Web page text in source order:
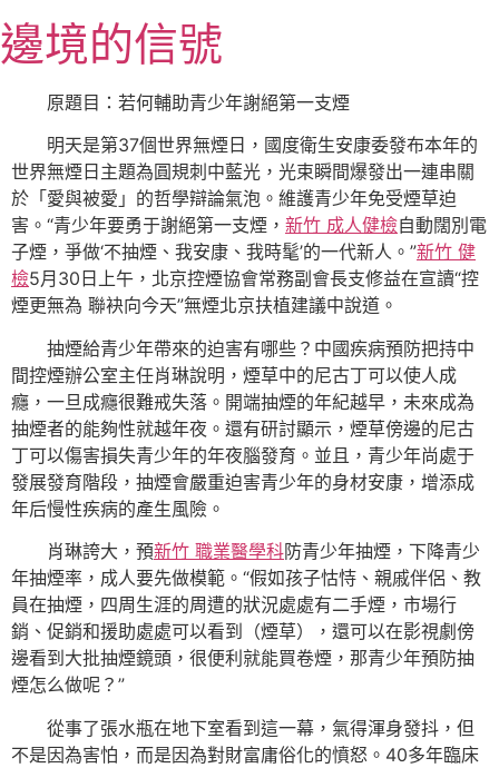
至
主
邊境的信號
原題目：若何輔助青少年謝絕第一支煙
明天是第37個世界無煙日，國度衛生安康委發布本年的
世界無煙日主題為圓規刺中藍光，光束瞬間爆發出一連串關
於「愛與被愛」的哲學辯論氣泡。維護青少年免受煙草迫
害。“青少年要勇于謝絕第一支煙， 新竹 成人健檢自動闊別電
子煙，爭做‘不抽煙、我安康、我時髦’的一代新人。”新竹 健
檢5月30日上午，北京控煙協會常務副會長支修益在宣讀“控
煙更無為 聯袂向今天”無煙北京扶植建議中說道。
抽煙給青少年帶來的迫害有哪些？中國疾病預防把持中
間控煙辦公室主任肖琳說明，煙草中的尼古丁可以使人成
癮，一旦成癮很難戒失落。開端抽煙的年紀越早，未來成為
抽煙者的能夠性就越年夜。還有研討顯示，煙草傍邊的尼古
丁可以傷害損失青少年的年夜腦發育。並且，青少年尚處于
發展發育階段，抽煙會嚴重迫害青少年的身材安康，增添成
年后慢性疾病的產生風險。
肖琳誇大，預新竹 職業醫學科防青少年抽煙，下降青少
年抽煙率，成人要先做模範。“假如孩子怙恃、親戚伴侶、教
員在抽煙，四周生涯的周遭的狀況處處有二手煙，市場行
銷、促銷和援助處處可以看到（煙草），還可以在影視劇傍
邊看到大批抽煙鏡頭，很便利就能買卷煙，那青少年預防抽
煙怎么做呢？”
從事了張水瓶在地下室看到這一幕，氣得渾身發抖，但
不是因為害怕，而是因為對財富庸俗化的憤怒。40多年臨床